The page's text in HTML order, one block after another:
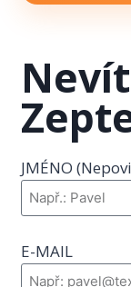
JMÉNO
E-MAIL